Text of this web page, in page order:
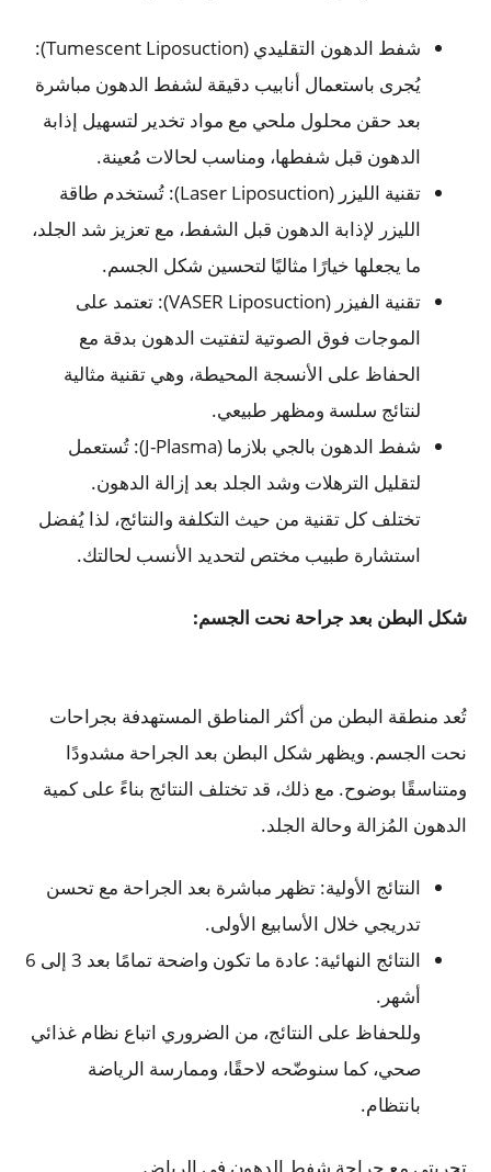
شفط الدهون التقليدي (Tumescent Liposuction):
يُجرى باستعمال أنابيب دقيقة لشفط الدهون مباشرة
بعد حقن محلول ملحي مع مواد تخدير لتسهيل إذابة
الدهون قبل شفطها، ومناسب لحالات مُعينة.
تقنية الليزر (Laser Liposuction): تُستخدم طاقة
الليزر لإذابة الدهون قبل الشفط، مع تعزيز شد الجلد،
ما يجعلها خيارًا مثاليًا لتحسين شكل الجسم.
تقنية الفيزر (VASER Liposuction): تعتمد على
الموجات فوق الصوتية لتفتيت الدهون بدقة مع
الحفاظ على الأنسجة المحيطة، وهي تقنية مثالية
لنتائج سلسة ومظهر طبيعي.
شفط الدهون بالجي بلازما (J-Plasma): تُستعمل
لتقليل الترهلات وشد الجلد بعد إزالة الدهون.
تختلف كل تقنية من حيث التكلفة والنتائج، لذا يُفضل
استشارة طبيب مختص لتحديد الأنسب لحالتك.
شكل البطن بعد جراحة نحت الجسم:
تُعد منطقة البطن من أكثر المناطق المستهدفة بجراحات
نحت الجسم. ويظهر شكل البطن بعد الجراحة مشدودًا
ومتناسقًا بوضوح. مع ذلك، قد تختلف النتائج بناءً على كمية
الدهون المُزالة وحالة الجلد.
النتائج الأولية: تظهر مباشرة بعد الجراحة مع تحسن
تدريجي خلال الأسابيع الأولى.
النتائج النهائية: عادة ما تكون واضحة تمامًا بعد 3 إلى 6
أشهر.
وللحفاظ على النتائج، من الضروري اتباع نظام غذائي
صحي، كما سنوضّحه لاحقًا، وممارسة الرياضة
بانتظام.
تجربتي مع جراحة شفط الدهون في الرياض